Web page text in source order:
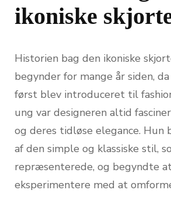
ikoniske
Historien bag den ikoniske
begynder for mange år siden,
først blev introduceret til
ung var designeren altid
og deres tidløse elegance. Hun
af den simple og klassiske stil,
repræsenterede, og begyndte
eksperimentere med at